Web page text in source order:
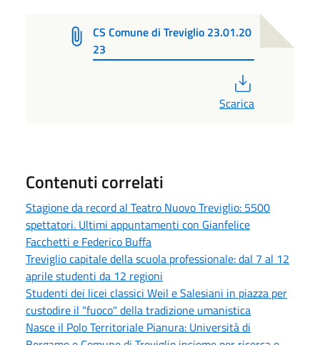
CS Comune di Treviglio 23.01.20
23
Scarica
Contenuti correlati
Stagione da record al Teatro Nuovo Treviglio: 5500
spettatori. Ultimi appuntamenti con Gianfelice
Facchetti e Federico Buffa
Treviglio capitale della scuola professionale: dal 7 al 12
aprile studenti da 12 regioni
Studenti dei licei classici Weil e Salesiani in piazza per
custodire il "fuoco" della tradizione umanistica
Nasce il Polo Territoriale Pianura: Università di